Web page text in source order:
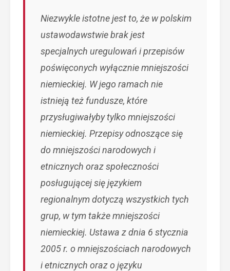
Niezwykle istotne jest to, że w polskim
ustawodawstwie brak jest
specjalnych uregulowań i przepisów
poświęconych wyłącznie mniejszości
niemieckiej. W jego ramach nie
istnieją też fundusze, które
przysługiwałyby tylko mniejszości
niemieckiej. Przepisy odnoszące się
do mniejszości narodowych i
etnicznych oraz społeczności
posługującej się językiem
regionalnym dotyczą wszystkich tych
grup, w tym także mniejszości
niemieckiej. Ustawa z dnia 6 stycznia
2005 r. o mniejszościach narodowych
i etnicznych oraz o języku